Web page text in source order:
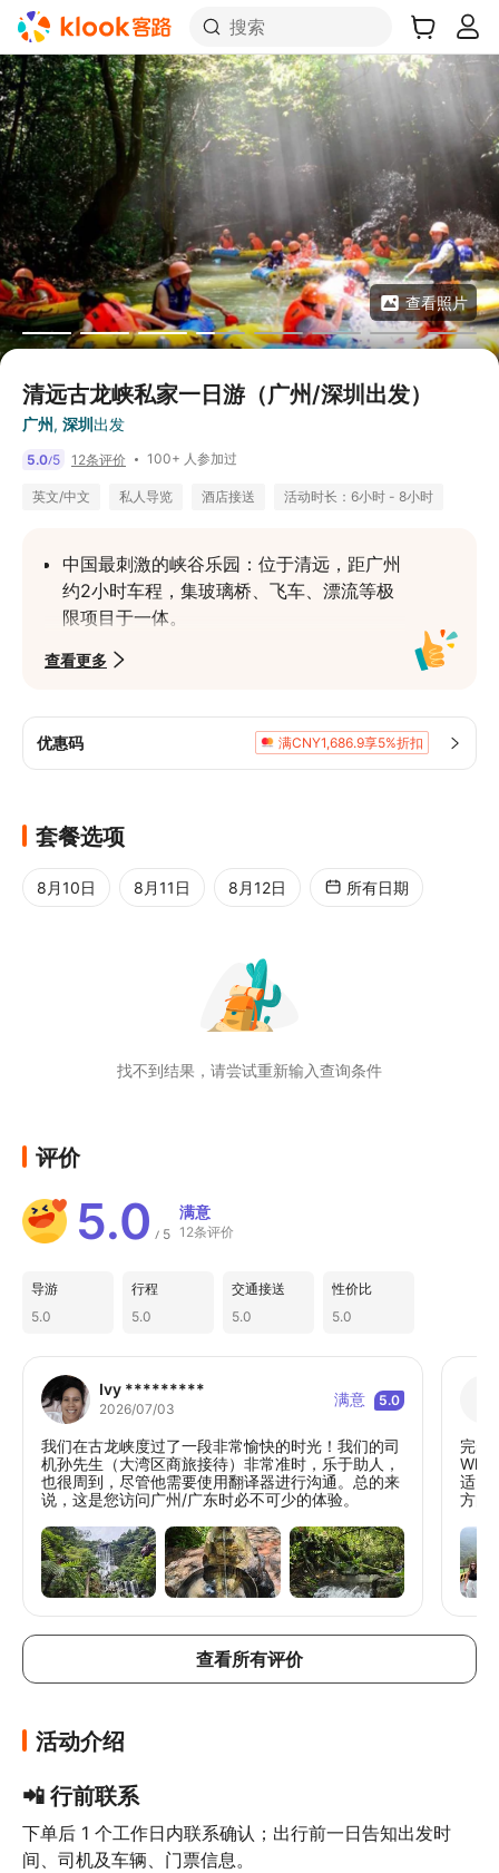
搜索
查看照片
清远古龙峡私家一日游（广州/深圳出发）
广州, 深圳出发
5.0/5 12条评价 100+ 人参加过
英文/中文 私人导览 酒店接送 活动时长：6小时 - 8小时
中国最刺激的峡谷乐园：位于清远，距广州
约2小时车程，集玻璃桥、飞车、漂流等极
限项目于一体。
“云天玻霸”玻璃桥：全长1314米，悬挂在瀑
空中飞车体验：高空滑索飞越丛林与山谷，
极速俯冲，感受飞翔与失重的双重快感。
全程6公里、落差378米，30分钟不停歇的
天然氧吧环境：森林覆盖率高达95%，瀑
多样人群皆宜：适合年轻人、情侣、朋友组
查看更多
优惠码 满CNY1,686.9享5%折扣
套餐选项
8月10日 8月11日 8月12日 所有日期
找不到结果，请尝试重新输入查询条件
评价
5.0 / 5
满意
12条评价
导游
5.0
行程
5.0
交通接送
5.0
性价比
5.0
Ivy *********
2026/07/03 满意 5.0
我们在古龙峡度过了一段非常愉快的时光！我们的司
机孙先生（大湾区商旅接待）非常准时，乐于助人，
也很周到，尽管他需要使用翻译器进行沟通。总的来
说，这是您访问广州/广东时必不可少的体验。
完美
适，
方的
查看所有评价
活动介绍
📲 行前联系
下单后 1 个工作日内联系确认；出行前一日告知出发时
间、司机及车辆、门票信息。